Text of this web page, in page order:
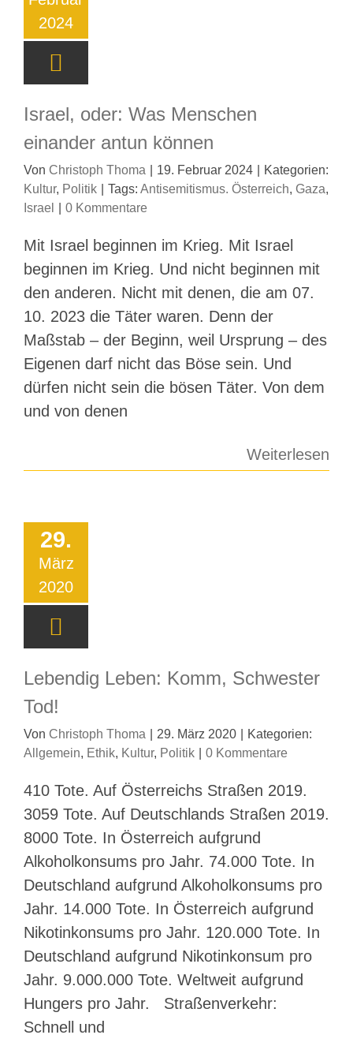
2024
Israel, oder: Was Menschen
einander antun können
Von Christoph Thoma 19. Februar 2024
Kategorien:
Kultur, Politik Tags: Antisemitismus. Österreich, Gaza,
Israel
0 Kommentare
Mit Israel beginnen im Krieg. Mit Israel
beginnen im Krieg. Und nicht beginnen mit
den anderen. Nicht mit denen, die am 07.
10. 2023 die Täter waren. Denn der
Maßstab – der Beginn, weil Ursprung – des
Eigenen darf nicht das Böse sein. Und
dürfen nicht sein die bösen Täter. Von dem
und von denen
Weiterlesen
29.
März
2020
Lebendig Leben: Komm, Schwester
Tod!
Von Christoph Thoma 29. März 2020
Kategorien:
Allgemein, Ethik, Kultur, Politik 0 Kommentare
410 Tote. Auf Österreichs Straßen 2019.
3059 Tote. Auf Deutschlands Straßen 2019.
8000 Tote. In Österreich aufgrund
Alkoholkonsums pro Jahr. 74.000 Tote. In
Deutschland aufgrund Alkoholkonsums pro
Jahr. 14.000 Tote. In Österreich aufgrund
Nikotinkonsums pro Jahr. 120.000 Tote. In
Deutschland aufgrund Nikotinkonsum pro
Jahr. 9.000.000 Tote. Weltweit aufgrund
Hungers pro Jahr. Straßenverkehr:
Schnell und